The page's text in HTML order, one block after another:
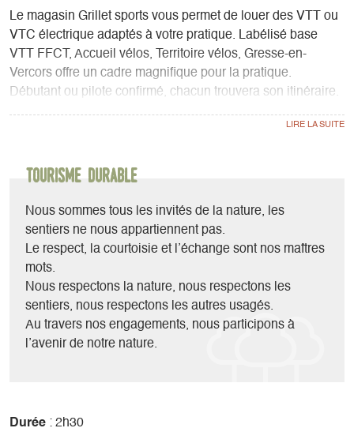
Le magasin Grillet sports vous permet de louer des VTT ou
VTC électrique adaptés à votre pratique. Labélisé base
VTT FFCT, Accueil vélos, Territoire vélos, Gresse-en-
Vercors offre un cadre magnifique pour la pratique.
Débutant ou pilote confirmé, chacun trouvera son itinéraire.
avec les tracés des parcours. Plus besoin de carte pour
toutes durées, toutes tailles, toutes gammes et toute
Nous proposons aussi des sorties accompagnées par notre
moniteur Yohan.
Tourisme durable
Nous sommes tous les invités de la nature, les
sentiers ne nous appartiennent pas.
Le respect, la courtoisie et l’échange sont nos maîtres
mots.
Nous respectons la nature, nous respectons les
sentiers, nous respectons les autres usagés.
Au travers nos engagements, nous participons à
l’avenir de notre nature.
Durée : 2h30